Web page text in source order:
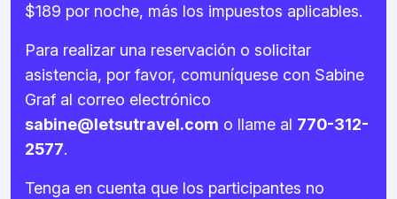
$189 por noche, más los impuestos aplicables.
Para realizar una reservación o solicitar
asistencia, por favor, comuníquese con Sabine
Graf al correo electrónico
sabine@letsutravel.com o llame al 770-312-
2577.
Tenga en cuenta que los participantes no